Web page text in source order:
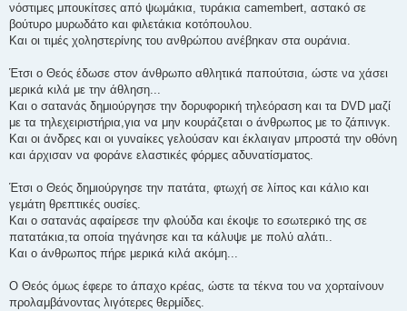
νόστιμες μπουκίτσες από ψωμάκια, τυράκια camembert, αστακό σε
βούτυρο μυρωδάτο και φιλετάκια κοτόπουλου.
Και οι τιμές χοληστερίνης του ανθρώπου ανέβηκαν στα ουράνια.
Έτσι ο Θεός έδωσε στον άνθρωπο αθλητικά παπούτσια, ώστε να χάσει
μερικά κιλά με την άθληση...
Και ο σατανάς δημιούργησε την δορυφορική τηλεόραση και τα DVD μαζί
με τα τηλεχειριστήρια,για να μην κουράζεται ο άνθρωπος με το ζάπινγκ.
Και οι άνδρες και οι γυναίκες γελούσαν και έκλαιγαν μπροστά την οθόνη
και άρχισαν να φοράνε ελαστικές φόρμες αδυνατίσματος.
Έτσι ο Θεός δημιούργησε την πατάτα, φτωχή σε λίπος και κάλιο και
γεμάτη θρεπτικές ουσίες.
Και ο σατανάς αφαίρεσε την φλούδα και έκοψε το εσωτερικό της σε
πατατάκια,τα οποία τηγάνησε και τα κάλυψε με πολύ αλάτι..
Και ο άνθρωπος πήρε μερικά κιλά ακόμη...
Ο Θεός όμως έφερε το άπαχο κρέας, ώστε τα τέκνα του να χορταίνουν
προλαμβάνοντας λιγότερες θερμίδες.